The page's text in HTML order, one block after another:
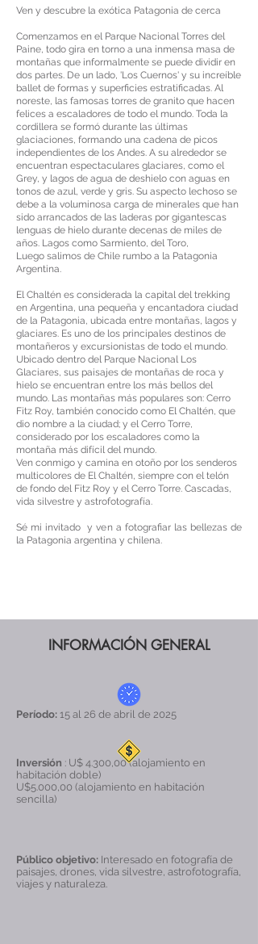
Ven y descubre la exótica Patagonia de cerca
Comenzamos en el Parque Nacional Torres del
Paine, todo gira en torno a una inmensa masa de
montañas que informalmente se puede dividir en
dos partes. De un lado, 'Los Cuernos' y su increíble
ballet de formas y superficies estratificadas. Al
noreste, las famosas torres de granito que hacen
felices a escaladores de todo el mundo. Toda la
cordillera se formó durante las últimas
glaciaciones, formando una cadena de picos
independientes de los Andes. A su alrededor se
encuentran espectaculares glaciares, como el
Grey, y lagos de agua de deshielo con aguas en
tonos de azul, verde y gris. Su aspecto lechoso se
debe a la voluminosa carga de minerales que han
sido arrancados de las laderas por gigantescas
lenguas de hielo durante decenas de miles de
años. Lagos como Sarmiento, del Toro,
Luego salimos de Chile rumbo a la Patagonia
Argentina.
El Chaltén es considerada la capital del trekking
en Argentina, una pequeña y encantadora ciudad
de la Patagonia, ubicada entre montañas, lagos y
glaciares. Es uno de los principales destinos de
montañeros y excursionistas de todo el mundo.
Ubicado dentro del Parque Nacional Los
Glaciares, sus paisajes de montañas de roca y
hielo se encuentran entre los más bellos del
mundo. Las montañas más populares son: Cerro
Fitz Roy, también conocido como El Chaltén, que
dio nombre a la ciudad; y el Cerro Torre,
considerado por los escaladores como la
montaña más difícil del mundo.
Ven conmigo y camina en otoño por los senderos
multicolores de El Chaltén, siempre con el telón
de fondo del Fitz Roy y el Cerro Torre. Cascadas,
vida silvestre y astrofotografía.
Sé mi invitado y ven a fotografiar las bellezas de
la Patagonia argentina y chilena.
INFORMACIÓN GENERAL
Período: 15 al 26 de abril de 2025
Inversión : U$ 4.300,00 (alojamiento en
habitación doble)
U$5.000,00 (alojamiento en habitación
sencilla)
Público objetivo: Interesado en fotografía de
paisajes, drones, vida silvestre, astrofotografía,
viajes y naturaleza.